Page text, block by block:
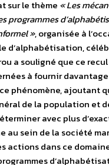
sur le thème « Les
programmes
», organisée à
d’alphabétisation,
a souligné que ce
à fournir davantage
phénomène, ajoutant
de la population et
avec plus
au sein de la société
actions dans ce